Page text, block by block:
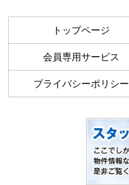
トップページ
会員専用サービス
プライバシーポリシー